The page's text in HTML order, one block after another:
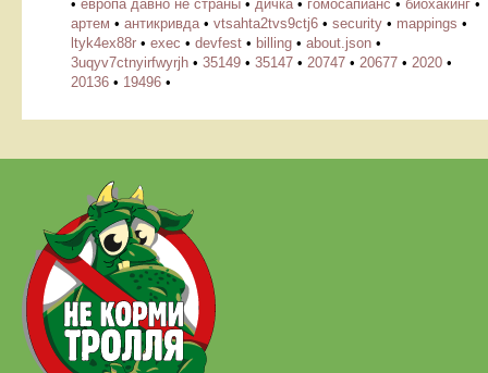
• европа давно не страны • дичка • гомосапианс • биохакинг •
артем • антикривда • vtsahta2tvs9ctj6 • security • mappings •
ltyk4ex88r • exec • devfest • billing • about.json •
3uqyv7ctnyirfwyrjh • 35149 • 35147 • 20747 • 20677 • 2020 •
20136 • 19496 •